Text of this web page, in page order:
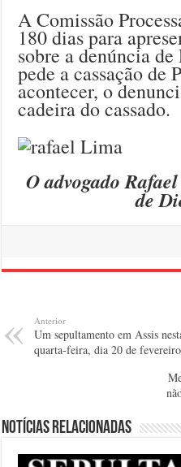
A Comissão
180 dias para
sobre a denúncia
pede a cassação de
acontecer, o
cadeira do cassado.
O advogado
de
Anterior
Um sepultamento em Assis
quarta-feira, dia 20 de fevereiro
Notícias relacionadas